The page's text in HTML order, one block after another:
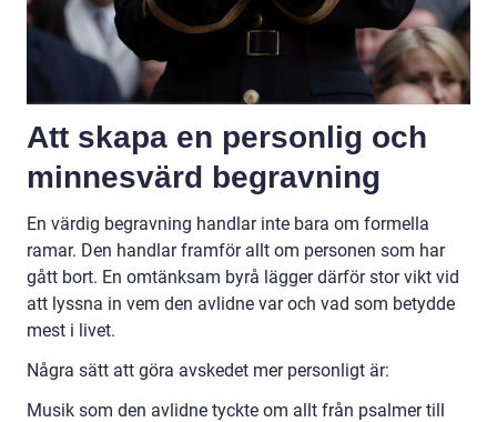
Att skapa en personlig och
minnesvärd begravning
En värdig begravning handlar inte bara om formella
ramar. Den handlar framför allt om personen som har
gått bort. En omtänksam byrå lägger därför stor vikt vid
att lyssna in vem den avlidne var och vad som betydde
mest i livet.
Några sätt att göra avskedet mer personligt är:
Musik som den avlidne tyckte om allt från psalmer till